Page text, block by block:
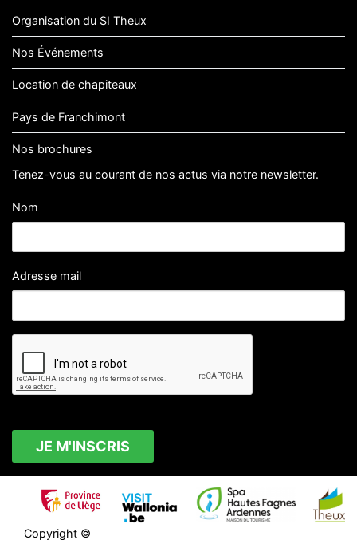
Organisation du SI Theux
Nos Événements
Location de chapiteaux
Pays de Franchimont
Nos brochures
Tenez-vous au courant de nos actus via notre newsletter.
Nom
Adresse mail
Copyright ©